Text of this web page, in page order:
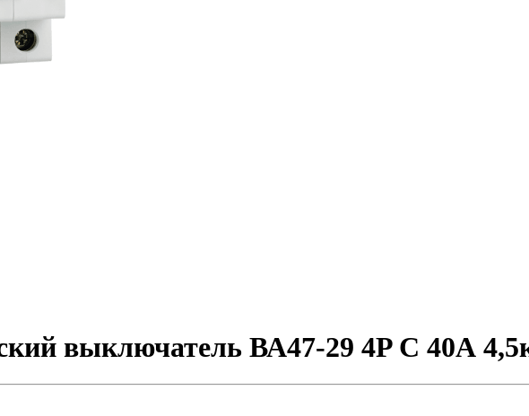
выключатель ВА47-29 4P C 40А